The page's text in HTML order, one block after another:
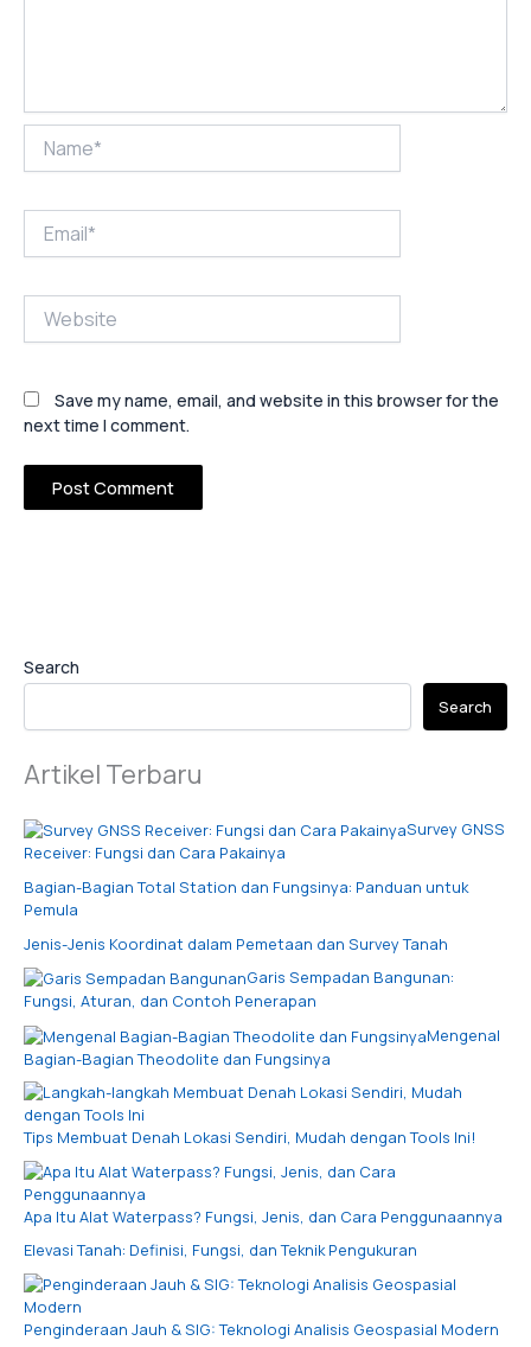
Search
Search
Artikel Terbaru
Survey GNSS
Receiver: Fungsi dan Cara Pakainya
Bagian-Bagian Total Station dan Fungsinya: Panduan untuk
Pemula
Jenis-Jenis Koordinat dalam Pemetaan dan Survey Tanah
Garis Sempadan Bangunan:
Fungsi, Aturan, dan Contoh Penerapan
Mengenal
Bagian-Bagian Theodolite dan Fungsinya
Tips Membuat Denah Lokasi Sendiri, Mudah dengan Tools Ini!
Apa Itu Alat Waterpass? Fungsi, Jenis, dan Cara Penggunaannya
Elevasi Tanah: Definisi, Fungsi, dan Teknik Pengukuran
Penginderaan Jauh & SIG: Teknologi Analisis Geospasial Modern
Save my name, email, and website in this browser for the
next time I comment.